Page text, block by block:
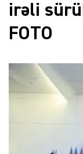
irəli
FOTO